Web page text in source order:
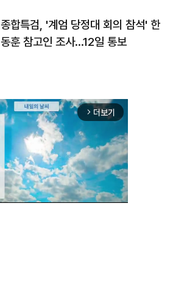
종합특검, '계엄 당정대 회의 참석' 한
동훈 참고인 조사...12일 통보
arrow_forward_ios 더보기